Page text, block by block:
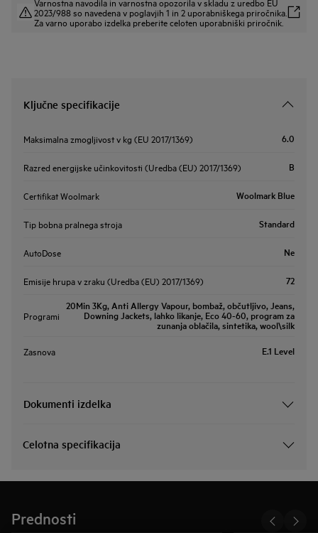
2023/988 so navedena v poglavjih 1 in 2 uporabniškega priročnika.
Za varno uporabo izdelka preberite celoten uporabniški priročnik.
Ključne specifikacije
Maksimalna zmogljivost v kg (EU 2017/1369) 6.0
Razred energijske učinkovitosti (Uredba (EU) 2017/1369) B
Certifikat Woolmark Woolmark Blue
Tip bobna pralnega stroja Standard
AutoDose Ne
Emisije hrupa v zraku (Uredba (EU) 2017/1369) 72
Programi
20Min 3Kg, Anti Allergy Vapour, bombaž, občutljivo, Jeans,
Downing Jackets, lahko likanje, Eco 40-60, program za
zunanja oblačila, sintetika, wool\silk
Zasnova E.1 Level
Dokumenti izdelka
Celotna specifikacija
Prednosti